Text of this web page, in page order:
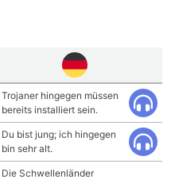
Trojaner hingegen müssen
bereits installiert sein.
Du bist jung; ich hingegen
bin sehr alt.
Die Schwellenländer